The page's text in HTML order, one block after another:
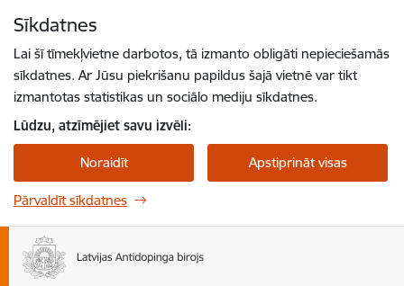
Sīkdatnes
Lai šī tīmekļvietne darbotos, tā izmanto obligāti nepieciešamās
sīkdatnes. Ar Jūsu piekrišanu papildus šajā vietnē var tikt
izmantotas statistikas un sociālo mediju sīkdatnes.
Lūdzu, atzīmējiet savu izvēli:
Noraidīt Apstiprināt visas
Pārvaldīt sīkdatnes